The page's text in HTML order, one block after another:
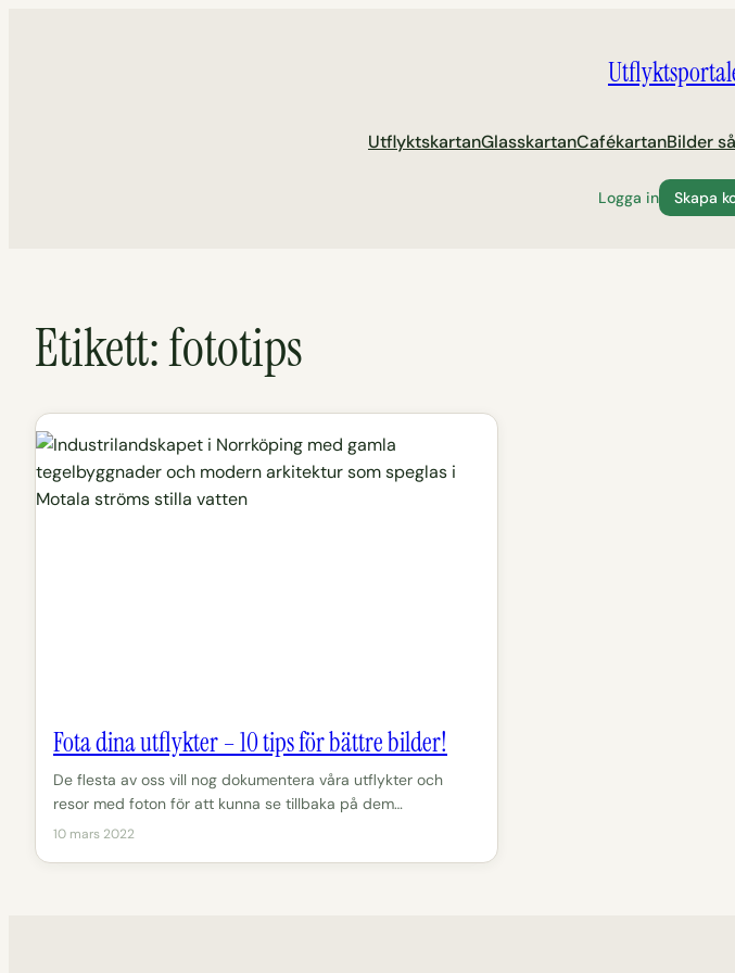
UtflyktskartanGlasskartanCafékartanBilder
Logga in Skapa
Etikett:fototips
Fota dina utflykter – 10 tips för bättre bilder!
De flesta av oss vill nog dokumentera våra utflykter och
resor med foton för att kunna se tillbaka på dem…
10 mars 2022